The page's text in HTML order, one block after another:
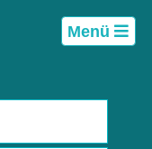
Menü